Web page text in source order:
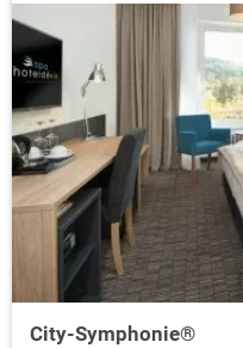
City-Symphonie®